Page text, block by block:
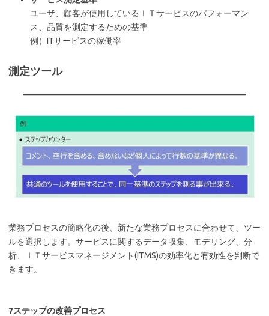
ユーザ、顧客が使用しているＩＴサービスのパフォーマン
ス、品質を測定するための基準
例）ITサービスの稼働率
測定ツール
業務プロセスの簡略化の後、新たな業務プロセスに合わせて、ツー
ルを選択します。サービスに関するデータ収集、モデリング、分
析、ＩＴサービスマネージメント(ITMS)の効率化と有効性を判断で
きます。
7ステップの改善プロセス